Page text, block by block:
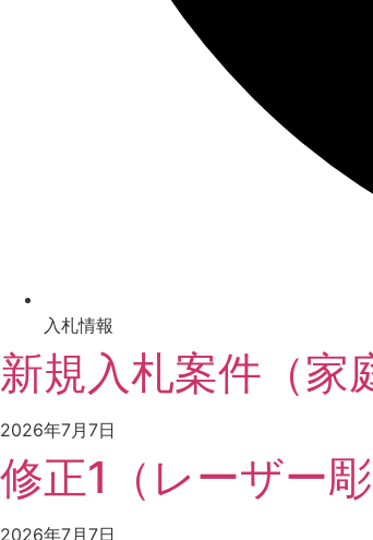
入札情報
新規入札案件（家
2026年7月7日
修正1（レーザー
2026年7月7日